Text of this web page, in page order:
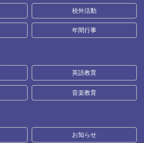
校外活動
年間行事
英語教育
音楽教育
お知らせ